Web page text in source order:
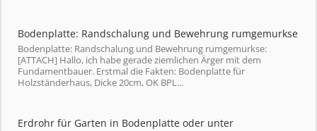
Bodenplatte: Randschalung und Bewehrung rumgemurkse
Bodenplatte: Randschalung und Bewehrung rumgemurkse:
[ATTACH] Hallo, ich habe gerade ziemlichen Ärger mit dem
Fundamentbauer. Erstmal die Fakten: Bodenplatte für
Holzständerhaus, Dicke 20cm, OK BPL...
Erdrohr für Garten in Bodenplatte oder unter